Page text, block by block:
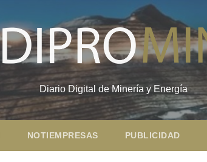
Diario Digital de Minería y Energía
NOTIEMPRESAS PUBLICIDAD